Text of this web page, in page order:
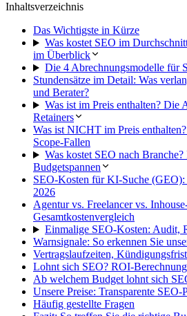
Inhaltsverzeichnis
Das Wichtigste in Kürze
Was kostet SEO im
im Überblick
Die 4 Abrechnungsmodelle für
Stundensätze im Detail: Was
und Berater?
Was ist im Preis enthalten? Die
Retainers
Was ist NICHT im Preis
Scope-Fallen
Was kostet SEO nach
Budgetspannen
SEO-Kosten für KI-Suche
2026
Agentur vs. Freelancer vs.
Gesamtkostenvergleich
Einmalige SEO-Kosten: Audit,
Warnsignale: So erkennen Sie
Vertragslaufzeiten,
Lohnt sich SEO? ROI-
Ab welchem Budget lohnt sich
Unsere Preise: Transparente
Häufig gestellte Fragen